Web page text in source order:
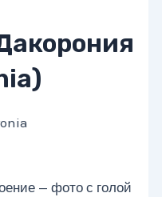
— фото с голой